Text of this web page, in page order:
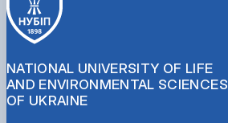
NATIONAL UNIVERSITY OF LIFE
AND ENVIRONMENTAL SCIENCES
OF UKRAINE